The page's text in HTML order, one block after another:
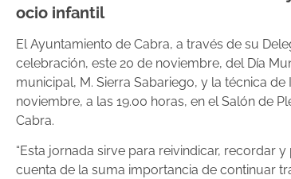
ocio infantil
El Ayuntamiento de Cabra, a través de su
celebración, este 20 de noviembre, del Día
municipal, M. Sierra Sabariego, y la técnica
noviembre, a las 19.00 horas, en el Salón de
Cabra.
“Esta jornada sirve para reivindicar, recordar
cuenta de la suma importancia de continuar